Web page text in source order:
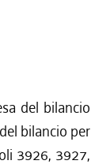
del bilancio
bilancio per
3926, 3927,